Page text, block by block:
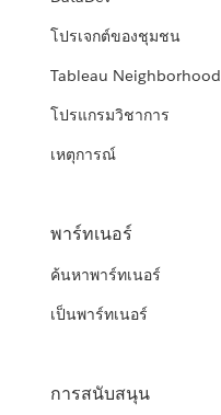
โปรเจกต์ของชุมชน
Tableau Neighborhood
โปรแกรมวิชาการ
เหตุการณ์
พาร์ทเนอร์
ค้นหาพาร์ทเนอร์
เป็นพาร์ทเนอร์
การสนับสนุน